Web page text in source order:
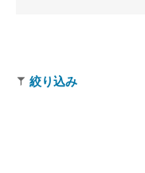
絞り込み